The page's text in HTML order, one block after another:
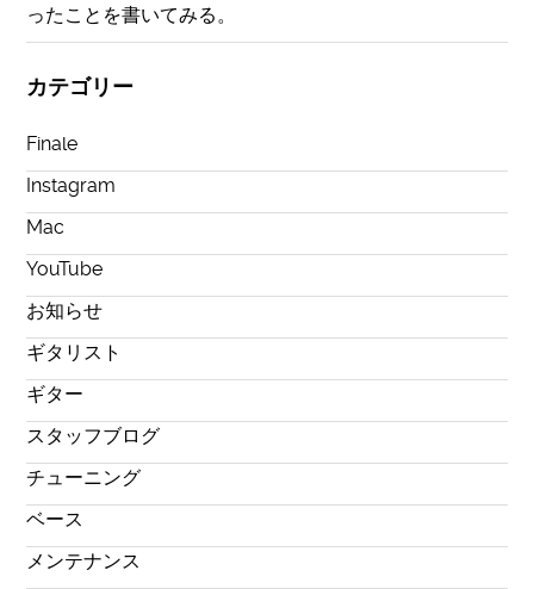
ったことを書いてみる。
カテゴリー
Finale
Instagram
Mac
YouTube
お知らせ
ギタリスト
ギター
スタッフブログ
チューニング
ベース
メンテナンス